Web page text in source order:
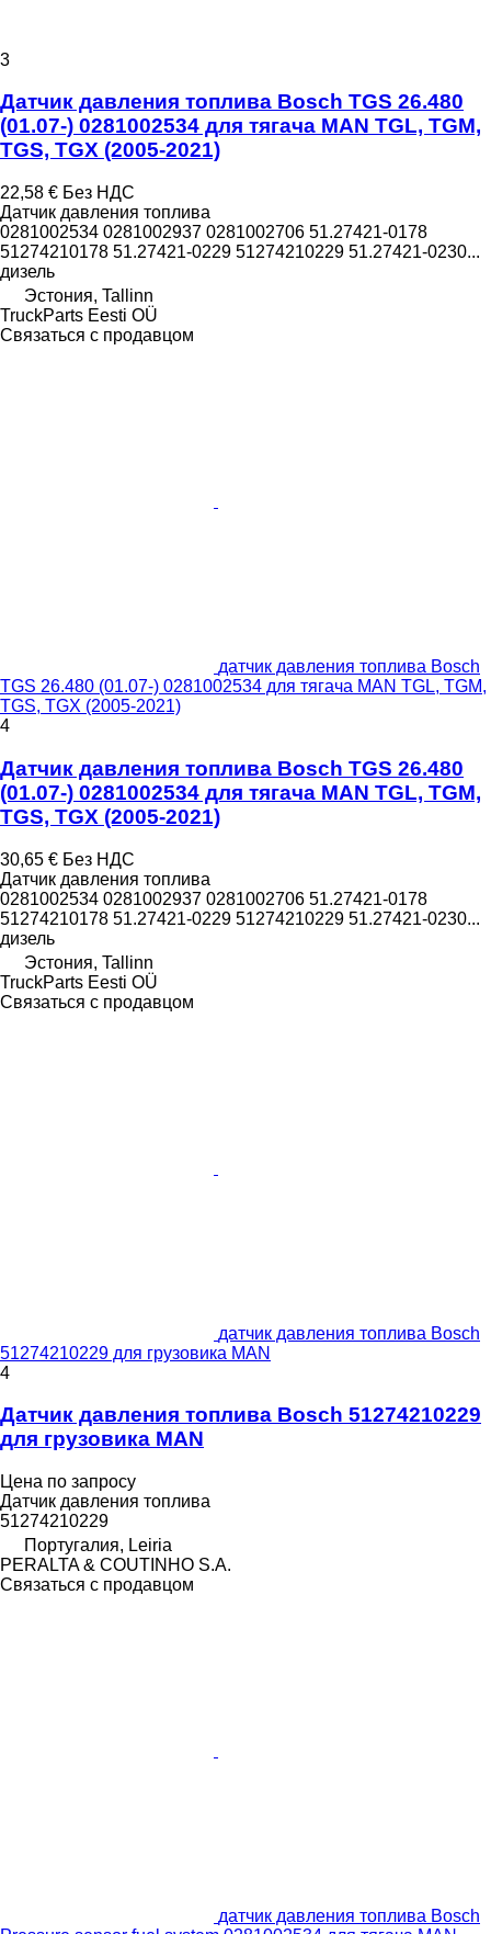
3
Датчик давления топлива Bosch TGS 26.480
(01.07-) 0281002534 для тягача MAN TGL, TGM,
TGS, TGX (2005-2021)
22,58 € Без НДС
Датчик давления топлива
0281002534 0281002937 0281002706 51.27421-0178
51274210178 51.27421-0229 51274210229 51.27421-0230...
дизель
Эстония, Tallinn
TruckParts Eesti OÜ
Связаться с продавцом
датчик давления топлива Bosch
TGS 26.480 (01.07-) 0281002534 для тягача MAN TGL, TGM,
TGS, TGX (2005-2021)
4
Датчик давления топлива Bosch TGS 26.480
(01.07-) 0281002534 для тягача MAN TGL, TGM,
TGS, TGX (2005-2021)
30,65 € Без НДС
Датчик давления топлива
0281002534 0281002937 0281002706 51.27421-0178
51274210178 51.27421-0229 51274210229 51.27421-0230...
дизель
Эстония, Tallinn
TruckParts Eesti OÜ
Связаться с продавцом
датчик давления топлива Bosch
51274210229 для грузовика MAN
4
Датчик давления топлива Bosch 51274210229
для грузовика MAN
Цена по запросу
Датчик давления топлива
51274210229
Португалия, Leiria
PERALTA & COUTINHO S.A.
Связаться с продавцом
датчик давления топлива Bosch